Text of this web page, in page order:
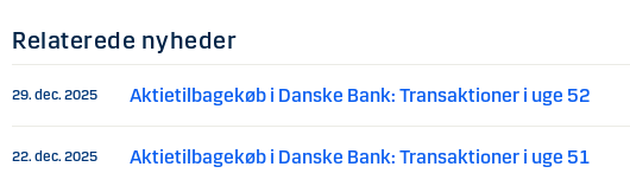
Relaterede nyheder
29. dec. 2025 Aktietilbagekøb i Danske Bank: Transaktioner i uge 52
22. dec. 2025 Aktietilbagekøb i Danske Bank: Transaktioner i uge 51